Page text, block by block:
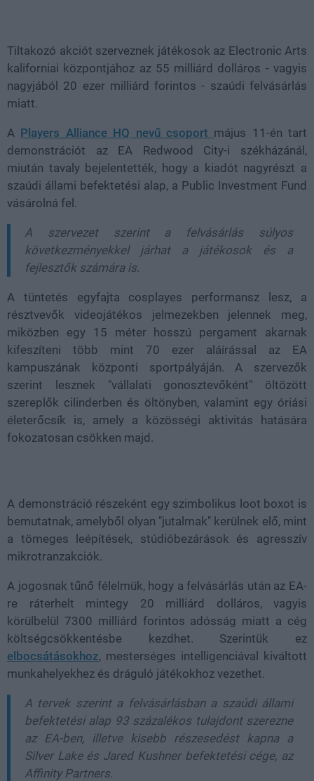
Tiltakozó akciót szerveznek játékosok az Electronic Arts
kaliforniai központjához az 55 milliárd dolláros - vagyis
nagyjából 20 ezer milliárd forintos - szaúdi felvásárlás
miatt.
A Players Alliance HQ nevű csoport május 11-én tart
demonstrációt az EA Redwood City-i székházánál,
miután tavaly bejelentették, hogy a kiadót nagyrészt a
szaúdi állami befektetési alap, a Public Investment Fund
vásárolná fel.
A szervezet szerint a felvásárlás súlyos
következményekkel járhat a játékosok és a
fejlesztők számára is.
A tüntetés egyfajta cosplayes performansz lesz, a
résztvevők videojátékos jelmezekben jelennek meg,
miközben egy 15 méter hosszú pergament akarnak
kifeszíteni több mint 70 ezer aláírással az EA
kampuszának központi sportpályáján. A szervezők
szerint lesznek "vállalati gonosztevőként" öltözött
szereplők cilinderben és öltönyben, valamint egy óriási
életerőcsík is, amely a közösségi aktivitás hatására
fokozatosan csökken majd.
A demonstráció részeként egy szimbolikus loot boxot is
bemutatnak, amelyből olyan "jutalmak" kerülnek elő, mint
a tömeges leépítések, stúdióbezárások és agresszív
mikrotranzakciók.
A jogosnak tűnő félelmük, hogy a felvásárlás után az EA-
re ráterhelt mintegy 20 milliárd dolláros, vagyis
körülbelül 7300 milliárd forintos adósság miatt a cég
költségcsökkentésbe kezdhet. Szerintük ez
elbocsátásokhoz, mesterséges intelligenciával kiváltott
munkahelyekhez és dráguló játékokhoz vezethet.
A tervek szerint a felvásárlásban a szaúdi állami
befektetési alap 93 százalékos tulajdont szerezne
az EA-ben, illetve kisebb részesedést kapna a
Silver Lake és Jared Kushner befektetési cége, az
Affinity Partners.